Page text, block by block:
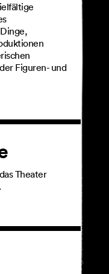
Figuren- und
Theater